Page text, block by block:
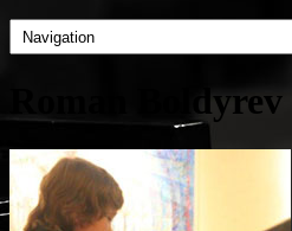
Roman Boldyrev